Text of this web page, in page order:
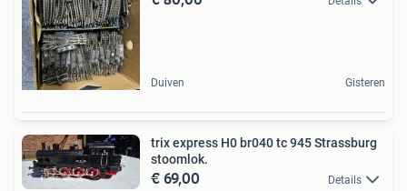
Duiven Gisteren
trix express H0 br040 tc 945 Strassburg
stoomlok.
€ 69,00 Details